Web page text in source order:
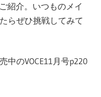
紹介。いつものメイ
らぜひ挑戦してみて
中のVOCE11月号p220